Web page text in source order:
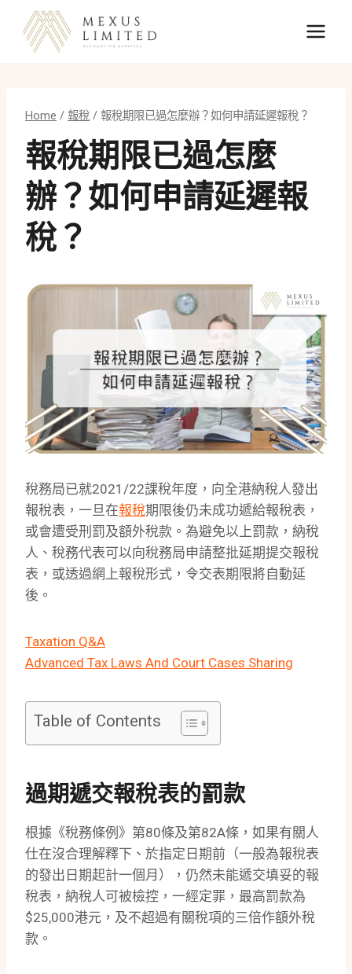
content
Home / 報稅 / 報稅期限已過怎麼辦？如何申請延遲報稅？
報稅期限已過怎麼
辦？如何申請延遲報
稅？
稅務局已就2021/22課稅年度，向全港納稅人發出
報稅表，一旦在報稅期限後仍未成功遞給報稅表，
或會遭受刑罰及額外稅款。為避免以上罰款，納稅
人、稅務代表可以向稅務局申請整批延期提交報稅
表，或透過網上報稅形式，令交表期限將自動延
後。
Taxation Q&A
Advanced Tax Laws And Court Cases Sharing
Table of Contents
過期遞交報稅表的罰款
根據《稅務條例》第80條及第82A條，如果有關人
仕在沒合理解釋下、於指定日期前（一般為報稅表
的發出日期起計一個月），仍然未能遞交填妥的報
稅表，納稅人可被檢控，一經定罪，最高罰款為
$25,000港元，及不超過有關稅項的三倍作額外稅
款。